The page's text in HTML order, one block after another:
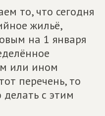
то, что сегодня
жильё,
на 1 января
или ином
перечень, то
с этим